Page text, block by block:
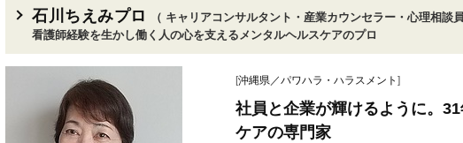
石川ちえみプロ
（ キャリアコンサルタント・産業カウンセラー・心理相談員
看護師経験を生かし働く人の心を支えるメンタルヘルスケアのプロ
[沖縄県／パワハラ・ハラスメント ]
社員と企業が輝けるように。
ケアの専門家